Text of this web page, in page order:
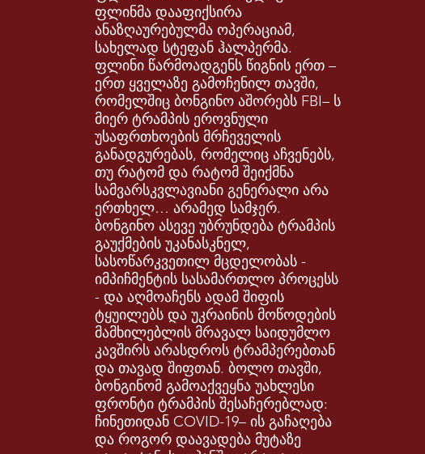
ფლინმა დააფიქსირა
ანაზღაურებულმა ოპერაციამ,
სახელად სტეფან ჰალპერმა.
ფლინი წარმოადგენს წიგნის ერთ –
ერთ ყველაზე გამოჩენილ თავში,
რომელშიც ბონგინო აშორებს FBI– ს
მიერ ტრამპის ეროვნული
უსაფრთხოების მრჩეველის
განადგურებას, რომელიც აჩვენებს,
თუ რატომ და რატომ შეიქმნა
სამვარსკვლავიანი გენერალი არა
ერთხელ… არამედ სამჯერ.
ბონგინო ასევე უბრუნდება ტრამპის
გაუქმების უკანასკნელ,
სასოწარკვეთილ მცდელობას -
იმპიჩმენტის სასამართლო პროცესს
- და აღმოაჩენს ადამ შიფის
ტყუილებს და უკრაინის მოწოდების
მამხილებლის მრავალ საიდუმლო
კავშირს არასდროს ტრამპერებთან
და თავად შიფთან. ბოლო თავში,
ბონგინომ გამოაქვეყნა უახლესი
ფრონტი ტრამპის შესაჩერებლად:
ჩინეთიდან COVID-19– ის გაჩაღება
და როგორ დაავადება მუტაზე